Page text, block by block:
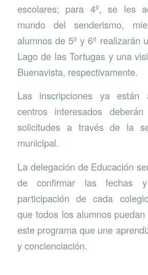
escolares; para 4º, se les
mundo del senderismo,
alumnos de 5º y 6º realizarán
Lago de las Tortugas y una
Buenavista, respectivamente.
Las inscripciones ya
centros interesados
solicitudes a través de la
municipal.
La delegación de Educación
de confirmar las fechas
participación de cada
que todos los alumnos
este programa que une
y concienciación.